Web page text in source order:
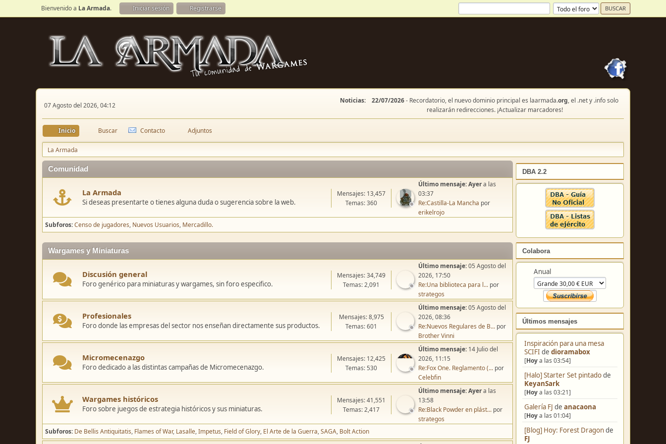
Bienvenido a La Armada. Iniciar sesión Registrarse
07 Agosto del 2026, 04:12
Noticias: 22/07/2026- Recordatorio, el nuevo dominio principal es laarmada.org, el .net y .info solo
realizarán redirecciones. ¡Actualizar marcadores!
Inicio Buscar Contacto Adjuntos
La Armada
DBA 2.2
Colabora
Anual
Últimos mensajes
Inspiración para una mesa
SCIFI de dioramabox
[Hoya las 03:54]
[Halo] Starter Set pintadode
KeyanSark
[Hoya las 03:21]
Galería FJ de anacaona
[Hoya las 01:04]
[Blog] Hoy: Forest Dragonde
FJ
Comunidad
La Armada
Si deseas presentarte o tienes alguna duda o sugerencia sobre la web.
Mensajes: 13,457
Temas: 360
Último mensaje:Ayera las
03:37
Re:Castilla-La Mancha por
erikelrojo
Subforos Censo de jugadores Nuevos Usuarios Mercadillo.
Wargames y Miniaturas
Discusión general
Foro genérico para miniaturas y wargames, sin foro especifico.
Mensajes: 34,749
Temas: 2,091
Último mensaje:05 Agosto del
2026, 17:50
Re:Una biblioteca para l... por
strategos
Profesionales
Foro donde las empresas del sector nos enseñan directamente sus productos.
Mensajes: 8,975
Temas: 601
Último mensaje:05 Agosto del
2026, 08:36
Re:Nuevos Regulares de B... por
Brother Vinni
Micromecenazgo
Foro dedicado a las distintas campañas de Micromecenazgo.
Mensajes: 12,425
Temas: 530
Último mensaje: 14 Julio del
2026, 11:15
Re:Fox One. Reglamento (... por
Celebfin
Wargames históricos
Foro sobre juegos de estrategia históricos y sus miniaturas.
Mensajes: 41,551
Temas: 2,417
Último mensaje:Ayera las
13:58
Re:Black Powder en plást... por
strategos
Subforos De Bellis Antiquitatis Flames of War Lasalle Impetus Field of Glory El Arte de la Guerra SAGA Bolt Action